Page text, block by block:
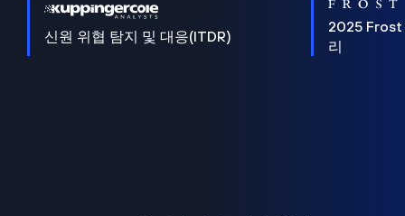
신원 위협 탐지 및 대응(ITDR)
2025 Frost
리